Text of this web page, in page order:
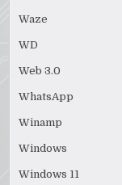
Waze
WD
Web 3.0
WhatsApp
Winamp
Windows
Windows 11